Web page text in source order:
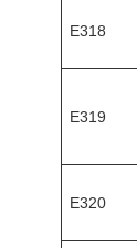
E318
E319
E320